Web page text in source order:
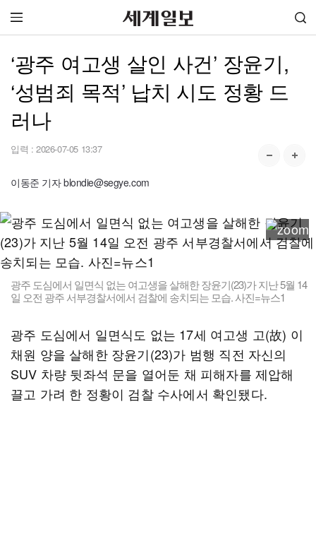
‘광주 여고생 살인 사건’ 장윤기,
‘성범죄 목적’ 납치 시도 정황 드
러나
입력 : 2026-07-05 13:37
이동준 기자 blondie@segye.com
광주 도심에서 일면식 없는 여고생을 살해한 장윤기(23)가 지난 5월 14
일 오전 광주 서부경찰서에서 검찰에 송치되는 모습. 사진=뉴스1
광주 도심에서 일면식도 없는 17세 여고생 고(故) 이
채원 양을 살해한 장윤기(23)가 범행 직전 자신의
SUV 차량 뒷좌석 문을 열어둔 채 피해자를 제압해
끌고 가려 한 정황이 검찰 수사에서 확인됐다.